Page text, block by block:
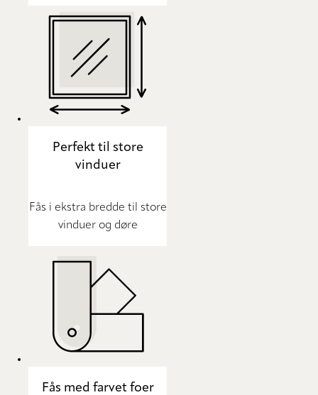
Perfekt til store
vinduer
Fås i ekstra bredde til store
vinduer og døre
Fås med farvet foer